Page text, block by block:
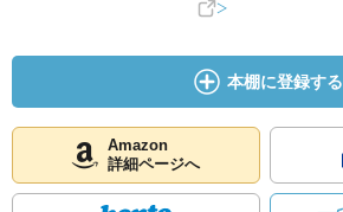
本棚に登録する
Amazon
詳細ページへ